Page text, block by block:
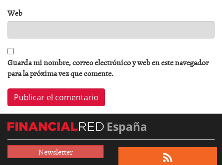
Web
Guarda mi nombre, correo electrónico y web en este navegador
para la próxima vez que comente.
España
Newsletter